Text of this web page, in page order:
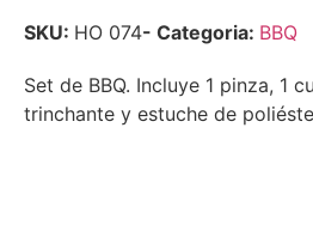
SKU: HO 074- Categoria: BBQ
Set de BBQ. Incluye 1 pinza, 1
trinchante y estuche de